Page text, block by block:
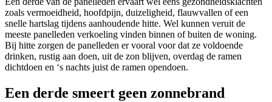
zoals vermoeidheid, hoofdpijn, duizeligheid, flauwvallen of een
snelle hartslag tijdens aanhoudende hitte. Wel kunnen veruit de
meeste panelleden verkoeling vinden binnen of buiten de woning.
Bij hitte zorgen de panelleden er vooral voor dat ze voldoende
drinken, rustig aan doen, uit de zon blijven, overdag de ramen
dichtdoen en ‘s nachts juist de ramen opendoen.
Een derde smeert geen zonnebrand